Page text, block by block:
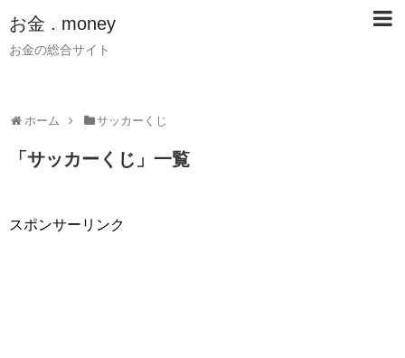
お金 . money
お金の総合サイト
ホーム サッカーくじ
「 サッカーくじ 」 一覧
スポンサーリンク